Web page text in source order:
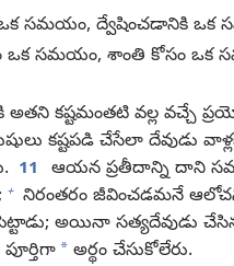
సమయం, ద్వేషించడానికి ఒక
ఒక సమయం, శాంతి కోసం ఒక
అతని కష్టమంతటి వల్ల వచ్చే
కష్టపడి చేసేలా దేవుడు
11
ఆయన ప్రతీదాన్ని దాని
+ నిరంతరం జీవించడమనే
అయినా సత్యదేవుడు
* అర్థం చేసుకోలేరు.